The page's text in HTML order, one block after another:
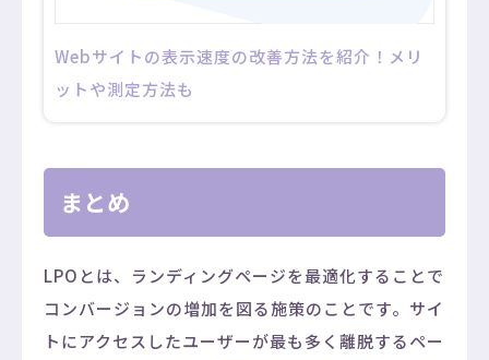
Webサイトの表示速度の改善方法を紹介！メリ
ットや測定方法も
まとめ
LPOとは、ランディングページを最適化することで
コンバージョンの増加を図る施策のことです。サイ
トにアクセスしたユーザーが最も多く離脱するペー